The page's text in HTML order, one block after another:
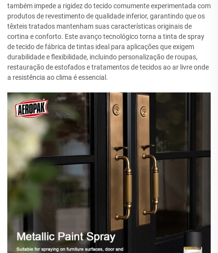
também impede a rigidez do tecido comumente experimentada com
produtos de revestimento de qualidade inferior, garantindo que os
têxteis tratados mantenham suas características originais de
cortina e conforto. Este avanço tecnológico torna a tinta de spray
de tecido de fábrica de tintas ideal para aplicações que exigem
durabilidade e flexibilidade, incluindo personalização de roupas,
restauração de estofados e tratamentos de tecidos ao ar livre onde
a resistência ao clima é essencial.